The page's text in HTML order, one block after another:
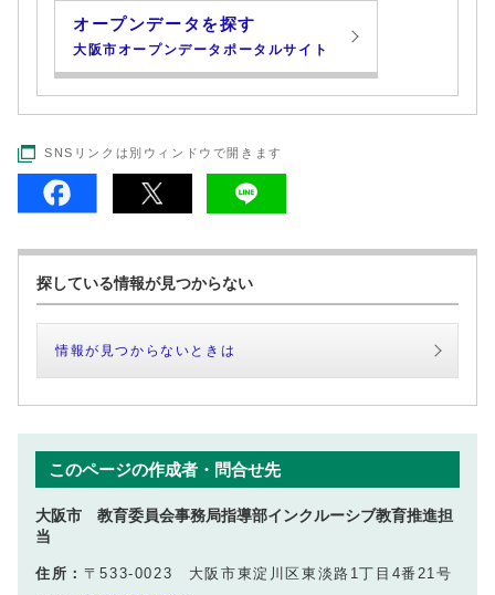
オープンデータを探す
大阪市オープンデータポータルサイト
SNSリンクは別ウィンドウで開きます
探している情報が見つからない
情報が見つからないときは
このページの作成者・問合せ先
大阪市 教育委員会事務局指導部インクルーシブ教育推進担
当
住所： 〒533-0023 大阪市東淀川区東淡路1丁目4番21号